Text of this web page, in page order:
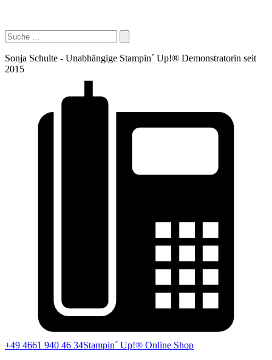
Sonja Schulte - Unabhängige Stampin´ Up!® Demonstratorin seit
2015
+49 4661 940 46 34Stampin´ Up!® Online Shop